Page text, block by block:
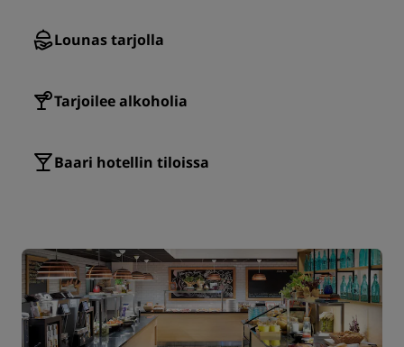
Lounas tarjolla
Tarjoilee alkoholia
Baari hotellin tiloissa